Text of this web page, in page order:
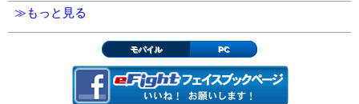
≫もっと見る
モバイル PC